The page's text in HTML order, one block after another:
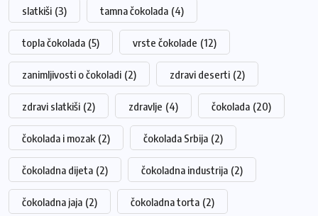
slatkiši (3) tamna čokolada (4)
topla čokolada (5) vrste čokolade (12)
zanimljivosti o čokoladi (2) zdravi deserti (2)
zdravi slatkiši (2) zdravlje (4) čokolada (20)
čokolada i mozak (2) čokolada Srbija (2)
čokoladna dijeta (2) čokoladna industrija (2)
čokoladna jaja (2) čokoladna torta (2)